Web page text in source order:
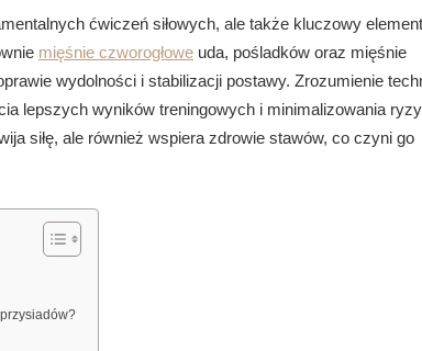
ćwiczeń siłowych, ale także kluczowy
mięśnie czworogłowe uda, pośladków oraz mięśnie
wydolności i stabilizacji postawy. Zrozumienie
lepszych wyników treningowych i minimalizowania
siłę, ale również wspiera zdrowie stawów, co czyni go